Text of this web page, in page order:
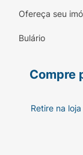
Ofereça seu
Bulário
Compre
Retire na